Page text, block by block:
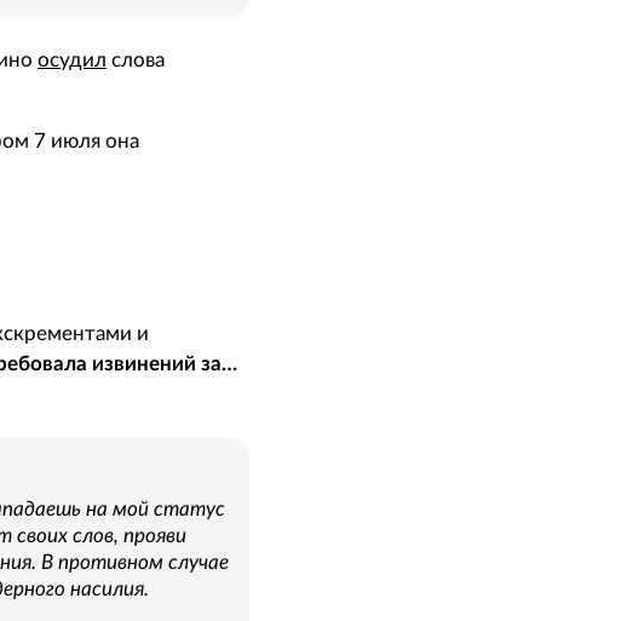
осудил слова
7 июля она
и
извинений за…
на мой статус
слов, прояви
В противном случае
насилия.